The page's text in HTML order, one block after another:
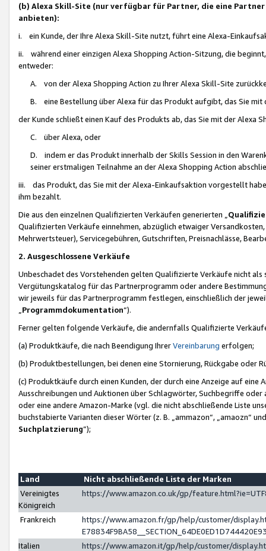
(b) Alexa Skill-Site (nur verfügbar für Partner, die eine
anbieten):
i. ein Kunde, der Ihre Alexa Skill-Site nutzt, führt eine Alexa-
ii. während einer einzigen Alexa Shopping Action-Sitzung, die
entweder:
A. von der Alexa Shopping Action zu Ihrer Alexa Skill-Site
B. eine Bestellung über Alexa für das Produkt aufgibt, das Sie mit
der Kunde schließt einen Kauf des Produkts ab, das Sie mit der Alexa
C. über Alexa, oder
D. indem er das Produkt innerhalb der Skills Session in den
seiner erstmaligen Teilnahme an der Alexa Shopping Action
iii. das Produkt, das Sie mit der Alexa-Einkaufsaktion vorgestellt
ihm bezahlt.
Die aus den einzelnen Qualifizierten Verkäufen generierten „
Qualifizierten Verkäufe einnehmen, abzüglich etwaiger
Mehrwertsteuer), Servicegebühren, Gutschriften, Preisnachlässe,
2. Ausgeschlossene Verkäufe
Unbeschadet des Vorstehenden gelten Qualifizierte Verkäufe nicht
Vergütungskatalog für das Partnerprogramm oder andere
wir jeweils für das Partnerprogramm festlegen, einschließlich der
Programmdokumentation“).
Ferner gelten folgende Verkäufe, die andernfalls Qualifizierte
(a) Produktkäufe, die nach Beendigung IhrerVereinbarung erfolgen;
(b) Produktbestellungen, bei denen eine Stornierung, Rückgabe oder
(c) Produktkäufe durch einen Kunden, der durch eine Anzeige auf
Ausschreibungen und Auktionen über Schlagwörter, Suchbegriffe
oder eine andere Amazon-Marke (vgl. die nicht abschließende Liste
buchstabierte Varianten dieser Wörter (z. B. „ammazon“, „amaozn“
Suchplatzierung”);
Land
Nicht abschließende Liste der Marken
Vereinigtes
Königreich
https://www.amazon.co.uk/gp/
Frankreich
https://www.amazon.fr/gp/help/customer/
Italien
https://www.amazon.it/gp/help/customer/